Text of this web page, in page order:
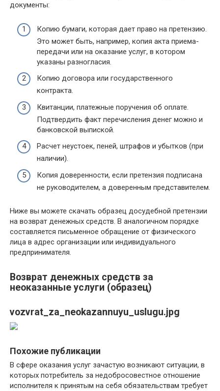
документы:
Копию бумаги, которая дает право на претензию.
Это может быть, например, копия акта приема-
передачи или на оказание услуг, в котором
указаны разногласия.
Копию договора или государственного
контракта.
Квитанции, платежные поручения об оплате.
Подтвердить факт перечисления денег можно и
банковской выпиской.
Расчет неустоек, пеней, штрафов и убытков (при
наличии).
Копия доверенности, если претензия подписана
не руководителем, а доверенным представителем.
Ниже вы можете скачать образец досудебной претензии
на возврат денежных средств. В аналогичном порядке
составляется письменное обращение от физического
лица в адрес организации или индивидуального
предпринимателя.
Возврат денежных средств за
неоказанные услуги (образец)
vozvrat_za_neokazannuyu_uslugu.jpg
Похожие публикации
В сфере оказания услуг зачастую возникают ситуации, в
которых потребитель за недобросовестное отношение
исполнителя к принятым на себя обязательствам требует